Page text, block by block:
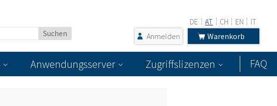
DE AT CH EN
IT
Anmelden
Warenkorb
Anwendungsserver Zugriffslizenzen FAQ